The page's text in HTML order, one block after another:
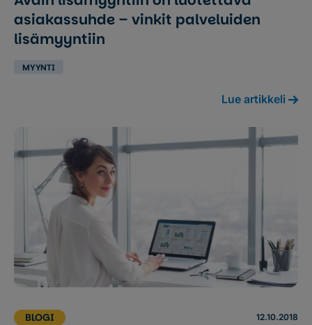
asiakassuhde – vinkit palveluiden
lisämyyntiin
MYYNTI
Lue artikkeli
BLOGI 12.10.2018